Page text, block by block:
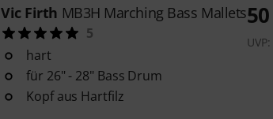
Vic Firth MB3H Marching Bass Mallets
5
hart
für 26" - 28" Bass Drum
Kopf aus Hartfilz
50
UVP: